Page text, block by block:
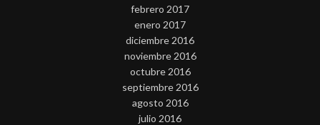
febrero 2017
enero 2017
diciembre 2016
noviembre 2016
octubre 2016
septiembre 2016
agosto 2016
julio 2016